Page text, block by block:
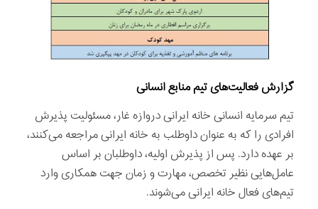
گزارش فعالیت‌های تیم منابع انسانی
تیم سرمایه انسانی خانه ایرانی دروازه غار، مسئولیت پذیرش
افرادی را که به عنوان داوطلب به خانه ایرانی مراجعه می‌کنند،
بر عهده دارد. پس از پذیرش اولیه، داوطلبان بر اساس
عامل‌هایی نظیر تخصص، مهارت و زمان جهت همکاری وارد
تیم‌های فعال خانه ایرانی می‌شوند.